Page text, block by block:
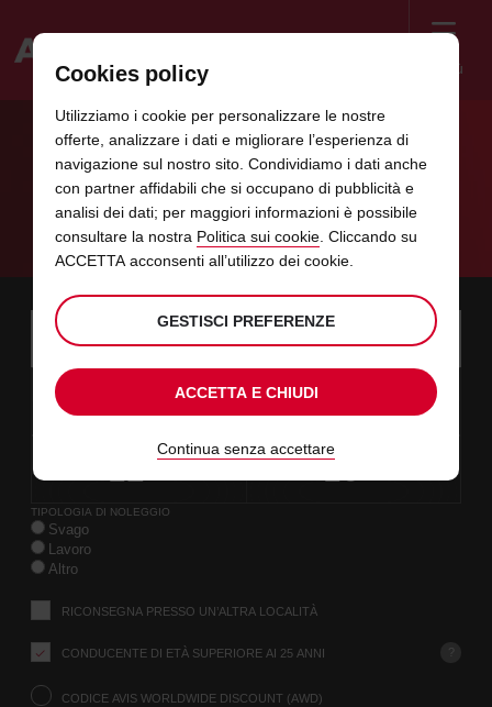
Menù
TI PRESENTIAMO LE NOSTRE AUTO A
NOLEGGIO
Un veicolo a noleggio per qualsiasi tipo di viaggio.
Instructions
Screen
Reader
screen
reader
Comunicaci
la
località
di
ritiro
utilizzando
modulo
ricerca
Salta
i
link
in
questo
modulo
Scegli
la
ritiro
L’orario
è
LUN
di
termine
12
MER
seleziona
per
time
to
Orario
di
10
TIPOLOGIA DI NOLEGGIO
Svago
Lavoro
Altro
RICONSEGNA PRESSO UN’ALTRA LOCALITÀ
CONDUCENTE DI ETÀ SUPERIORE AI 25 ANNI
CODICE AVIS WORLDWIDE DISCOUNT (AWD)
Cookies policy
Utilizziamo i cookie per personalizzare le nostre
offerte, analizzare i dati e migliorare l’esperienza di
navigazione sul nostro sito. Condividiamo i dati anche
con partner affidabili che si occupano di pubblicità e
analisi dei dati; per maggiori informazioni è possibile
consultare la nostra Politica sui cookie. Cliccando su
ACCETTA acconsenti all’utilizzo dei cookie.
GESTISCI PREFERENZE
ACCETTA E CHIUDI
Continua senza accettare